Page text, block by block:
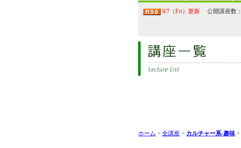
8/7（Fri）更新 公開講座数：
ホーム > 全講座 > カルチャー系-趣味>